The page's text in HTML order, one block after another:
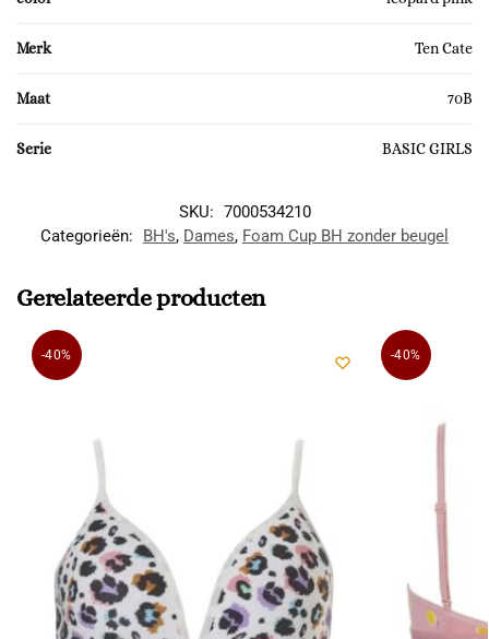
Merk Ten Cate
Maat 70B
Serie BASIC GIRLS
SKU: 7000534210
Categorieën:
BH's, Dames, Foam Cup BH zonder beugel
Gerelateerde producten
-40% -40%